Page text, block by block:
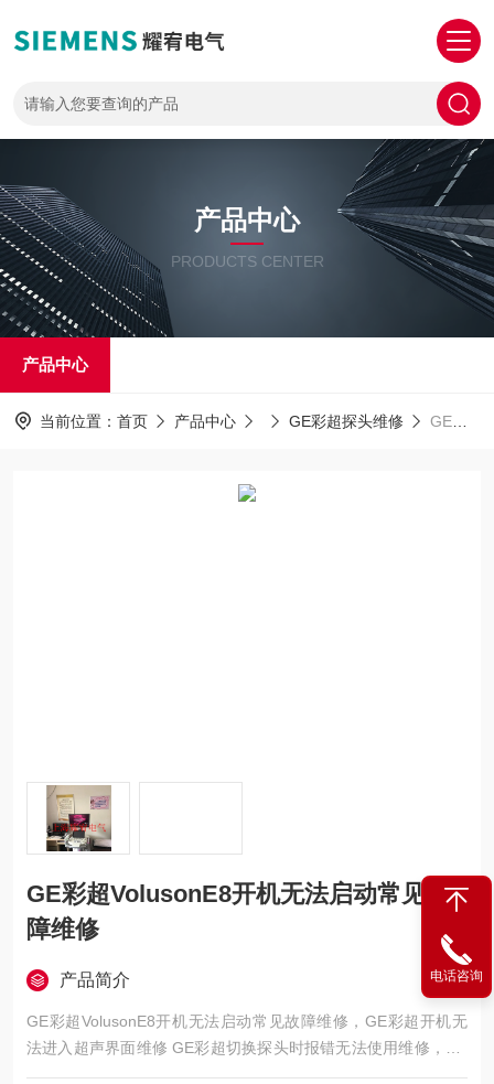
产品中心
PRODUCTS CENTER
产品中心
当前位置： 首页 产品中心 GE彩超探头维修 GE彩超维修GE彩超VolusonE8开机无法启动常见故障维修
GE彩超VolusonE8开机无法启动常见故
障维修
产品简介
GE彩超VolusonE8开机无法启动常见故障维修，GE彩超开机无
法进入超声界面维修 GE彩超切换探头时报错无法使用维修，GE
彩超切换探头图像卡顿死机维修，GE彩超开机屏幕显示无信号维
电话咨询